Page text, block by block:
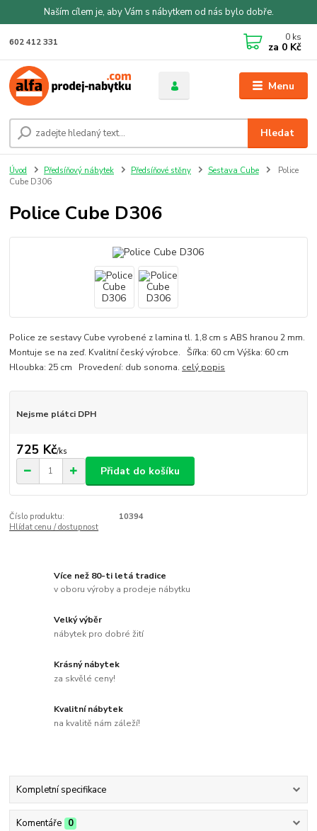
Naším cílem je, aby Vám s nábytkem od nás bylo dobře.
Menu
Hledat
602 412 331 0 ks
za 0 Kč
Úvod Předsíňový nábytek Předsíňové stěny Sestava Cube
Police
Cube D306
Police Cube D306
Police ze sestavy Cube vyrobené z lamina tl. 1,8 cm s ABS hranou 2 mm.
Montuje se na zeď. Kvalitní český výrobce. Šířka: 60 cm Výška: 60 cm
Hloubka: 25 cm Provedení: dub sonoma. celý popis
Nejsme plátci DPH
725 Kč/ks
Přidat do košíku
Číslo produktu:
10394
Hlídat cenu / dostupnost
Více než 80-ti letá tradice
v oboru výroby a prodeje nábytku
Velký výběr
nábytek pro dobré žití
Krásný nábytek
za skvělé ceny!
Kvalitní nábytek
na kvalitě nám záleží!
Kompletní specifikace
Komentáře 0